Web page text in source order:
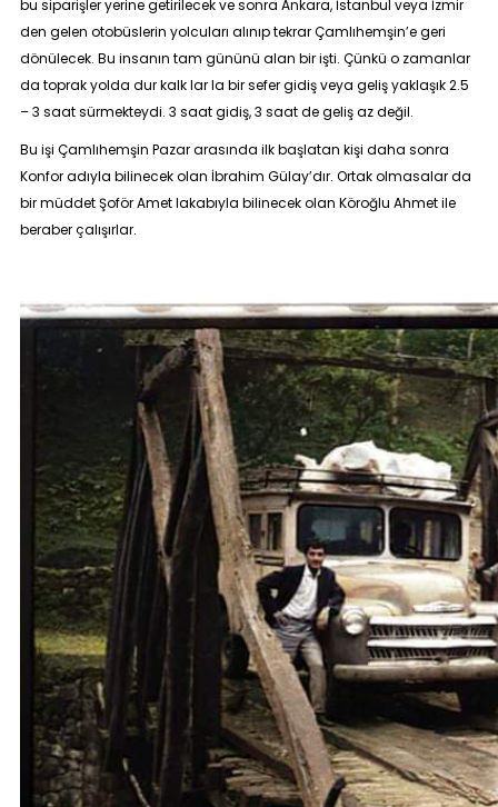
bu siparişler yerine getirilecek ve sonra Ankara, İstanbul veya İzmir
den gelen otobüslerin yolcuları alınıp tekrar Çamlıhemşin’e geri
dönülecek. Bu insanın tam gününü alan bir işti. Çünkü o zamanlar
da toprak yolda dur kalk lar la bir sefer gidiş veya geliş yaklaşık 2.5
– 3 saat sürmekteydi. 3 saat gidiş, 3 saat de geliş az değil.
Bu işi Çamlıhemşin Pazar arasında ilk başlatan kişi daha sonra
Konfor adıyla bilinecek olan İbrahim Gülay’dır. Ortak olmasalar da
bir müddet Şoför Amet lakabıyla bilinecek olan Köroğlu Ahmet ile
beraber çalışırlar.